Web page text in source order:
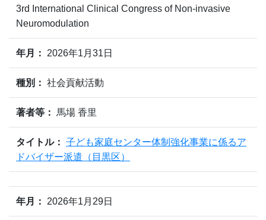
3rd International Clinical Congress of Non-invasive
Neuromodulation
年月： 2026年1月31日
種別： 社会貢献活動
著者等： 馬場 香里
タイトル： 子ども家庭センター体制強化事業に係るア
ドバイザー派遣（目黒区）
年月： 2026年1月29日